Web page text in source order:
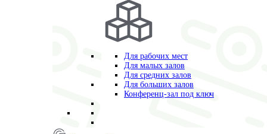
Для рабочих мест
Для малых залов
Для средних залов
Для больших залов
Конференц-зал под ключ